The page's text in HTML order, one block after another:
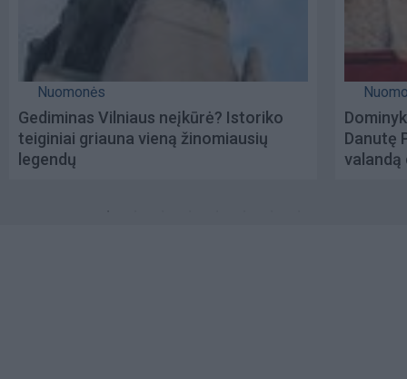
Nuomonės
Gediminas Vilniaus neįkūrė? Istoriko
teiginiai griauna vieną žinomiausių
legendų
Danutę
valandą